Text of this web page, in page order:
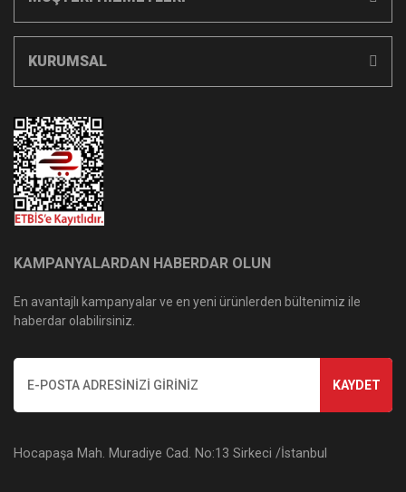
KURUMSAL
KAMPANYALARDAN HABERDAR OLUN
En avantajlı kampanyalar ve en yeni ürünlerden bültenimiz ile
haberdar olabilirsiniz.
KAYDET
Hocapaşa Mah. Muradiye Cad. No:13 Sirkeci /İstanbul